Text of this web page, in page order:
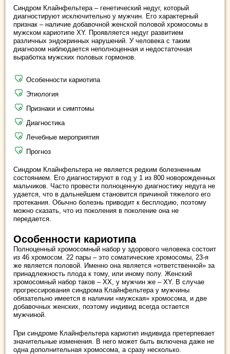
Синдром Клайнфельтера – генетический недуг, который
диагностируют исключительно у мужчин. Его характерный
признак – наличие добавочной женской половой хромосомы в
мужском кариотипе ХY. Проявляется недуг развитием
различных эндокринных нарушений. У человека с таким
диагнозом наблюдается неполноценная и недостаточная
выработка мужских половых гормонов.
Особенности кариотипа
Этиология
Признаки и симптомы
Диагностика
Лечебные мероприятия
Прогноз
Синдром Клайнфельтера не является редким болезненным
состоянием. Его диагностируют в год у 1 из 800 новорожденных
мальчиков. Часто провести полноценную диагностику недуга не
удается, что в дальнейшем становится причиной тяжелого его
протекания. Обычно болезнь приводит к бесплодию, поэтому
можно сказать, что из поколения в поколение она не
передается.
Особенности кариотипа
Полноценный хромосомный набор у здорового человека состоит
из 46 хромосом. 22 пары – это соматические хромосомы, 23-я
же является половой. Именно она является «ответственной» за
принадлежность плода к тому, или иному полу. Женский
хромосомный набор таков – ХХ, у мужчин же – ХY. В случае
прогрессирования синдрома Клайнфельтера у мужчины
обязательно имеется в наличии «мужская» хромосома, и две
добавочных женских, поэтому индивид всегда остается
мужчиной.
При синдроме Клайнфельтера кариотип индивида претерпевает
значительные изменения. В него может быть включена даже не
одна дополнительная хромосома, а сразу несколько.